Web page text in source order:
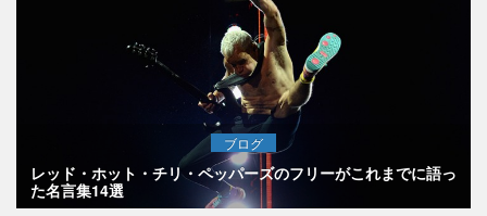
ブログ
レッド・ホット・チリ・ペッパーズのフリーがこれまでに語っ
た名言集14選